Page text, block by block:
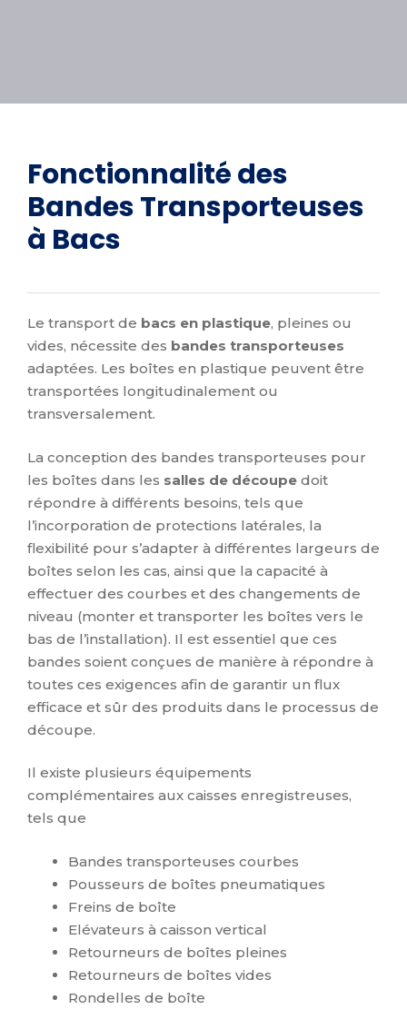
Fonctionnalité des
Bandes Transporteuses
à Bacs
Le transport de bacs en plastique, pleines ou
vides, nécessite des bandes transporteuses
adaptées. Les boîtes en plastique peuvent être
transportées longitudinalement ou
transversalement.
La conception des bandes transporteuses pour
les boîtes dans les salles de découpe doit
répondre à différents besoins, tels que
l’incorporation de protections latérales, la
flexibilité pour s’adapter à différentes largeurs de
boîtes selon les cas, ainsi que la capacité à
effectuer des courbes et des changements de
niveau (monter et transporter les boîtes vers le
bas de l’installation). Il est essentiel que ces
bandes soient conçues de manière à répondre à
toutes ces exigences afin de garantir un flux
efficace et sûr des produits dans le processus de
découpe.
Il existe plusieurs équipements
complémentaires aux caisses enregistreuses,
tels que
Bandes transporteuses courbes
Pousseurs de boîtes pneumatiques
Freins de boîte
Elévateurs à caisson vertical
Retourneurs de boîtes pleines
Retourneurs de boîtes vides
Rondelles de boîte